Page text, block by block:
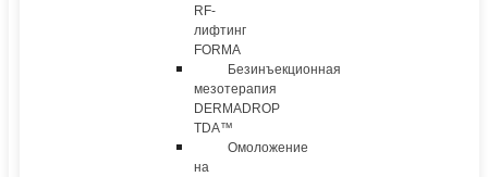
RF-
лифтинг
FORMA
Безинъекционная
мезотерапия
DERMADROP
TDA™
Омоложение
на